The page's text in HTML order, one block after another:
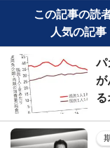
この記事の読
人気の記事
パ
が
る